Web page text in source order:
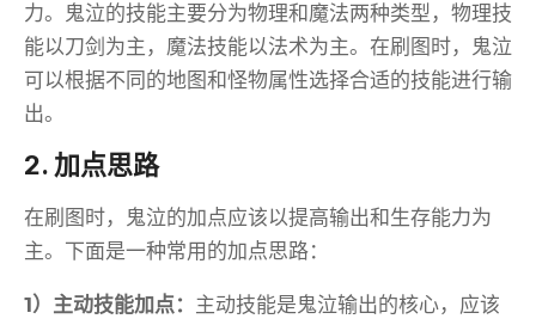
力。鬼泣的技能主要分为物理和魔法两种类型，物理技
能以刀剑为主，魔法技能以法术为主。在刷图时，鬼泣
可以根据不同的地图和怪物属性选择合适的技能进行输
出。
2. 加点思路
在刷图时，鬼泣的加点应该以提高输出和生存能力为
主。下面是一种常用的加点思路：
1）主动技能加点： 主动技能是鬼泣输出的核心，应该